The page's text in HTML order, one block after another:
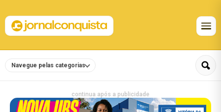
Navegue pelas categorias
continua após a publicidade